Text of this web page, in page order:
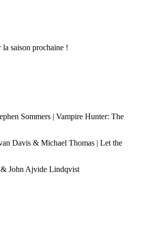
saison prochaine !
Sommers | Vampire Hunter: The
Davis & Michael Thomas | Let the
John Ajvide Lindqvist